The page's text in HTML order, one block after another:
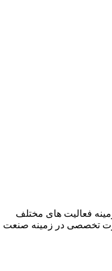
فعالیت های مختلف
تخصصی در زمینه صنعت